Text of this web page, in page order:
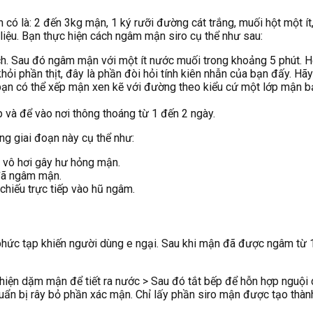
là: 2 đến 3kg mận, 1 ký rưỡi đường cát trắng, muối hột một
Bạn thực hiện cách ngâm mận siro cụ thể như sau:
Sau đó ngâm mận với một ít nước muối trong khoảng 5 phút.
phần thịt, đây là phần đòi hỏi tính kiên nhẫn của bạn đấy.
có thể xếp mận xen kẽ với đường theo kiểu cứ một lớp mận
để vào nơi thông thoáng từ 1 đến 2 ngày.
giai đoạn này cụ thể như:
hơi gây hư hỏng mận.
ngâm mận.
trực tiếp vào hũ ngâm.
tạp khiến người dùng e ngại. Sau khi mận đã được ngâm
dặm mận để tiết ra nước > Sau đó tắt bếp để hỗn hợp nguội
bị rây bỏ phần xác mận. Chỉ lấy phần siro mận được tạo